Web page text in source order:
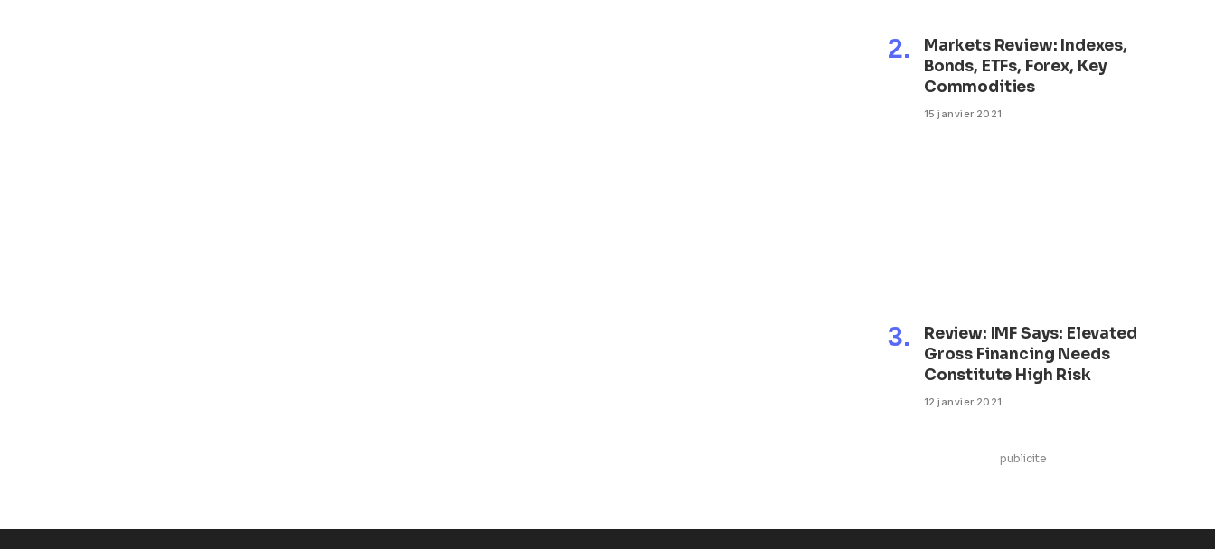
Markets Review: Indexes,
Bonds, ETFs, Forex, Key
Commodities
15 janvier 2021
Review: IMF Says: Elevated
Gross Financing Needs
Constitute High Risk
12 janvier 2021
publicite